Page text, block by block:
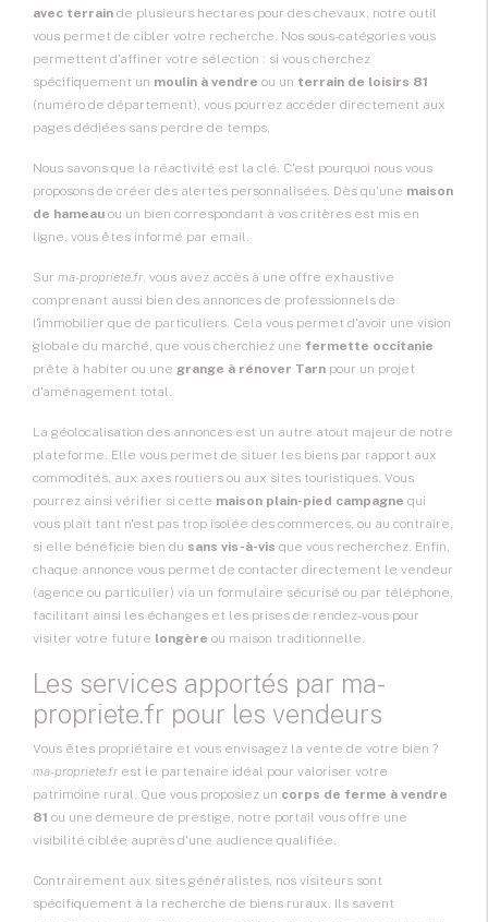
avec terrain de plusieurs hectares pour des chevaux, notre outil
vous permet de cibler votre recherche. Nos sous-catégories vous
permettent d'affiner votre sélection : si vous cherchez
spécifiquement un moulin à vendre ou un terrain de loisirs 81
(numéro de département), vous pourrez accéder directement aux
pages dédiées sans perdre de temps.
Nous savons que la réactivité est la clé. C'est pourquoi nous vous
proposons de créer des alertes personnalisées. Dès qu'une maison
de hameau ou un bien correspondant à vos critères est mis en
ligne, vous êtes informé par email.
Sur ma-propriete.fr, vous avez accès à une offre exhaustive
comprenant aussi bien des annonces de professionnels de
l'immobilier que de particuliers. Cela vous permet d'avoir une vision
globale du marché, que vous cherchiez une fermette occitanie
prête à habiter ou une grange à rénover Tarn pour un projet
d'aménagement total.
La géolocalisation des annonces est un autre atout majeur de notre
plateforme. Elle vous permet de situer les biens par rapport aux
commodités, aux axes routiers ou aux sites touristiques. Vous
pourrez ainsi vérifier si cette maison plain-pied campagne qui
vous plaît tant n'est pas trop isolée des commerces, ou au contraire,
si elle bénéficie bien du sans vis-à-vis que vous recherchez. Enfin,
chaque annonce vous permet de contacter directement le vendeur
(agence ou particulier) via un formulaire sécurisé ou par téléphone,
facilitant ainsi les échanges et les prises de rendez-vous pour
visiter votre future longère ou maison traditionnelle.
Les services apportés par ma-
propriete.fr pour les vendeurs
Vous êtes propriétaire et vous envisagez la vente de votre bien ?
ma-propriete.fr est le partenaire idéal pour valoriser votre
patrimoine rural. Que vous proposiez un corps de ferme à vendre
81 ou une demeure de prestige, notre portail vous offre une
visibilité ciblée auprès d'une audience qualifiée.
Contrairement aux sites généralistes, nos visiteurs sont
spécifiquement à la recherche de biens ruraux. Ils savent